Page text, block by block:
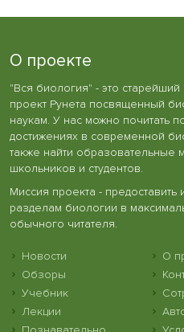
О проекте
"Вся биология" - это
проект Рунета посвященный
наукам. У нас можно почитать
достижениях в современной
также найти образовательные
школьников и студентов.
Миссия проекта -
разделам биологии в
обычного читателя.
Новости
Обзоры
Учебник
Лекции
О